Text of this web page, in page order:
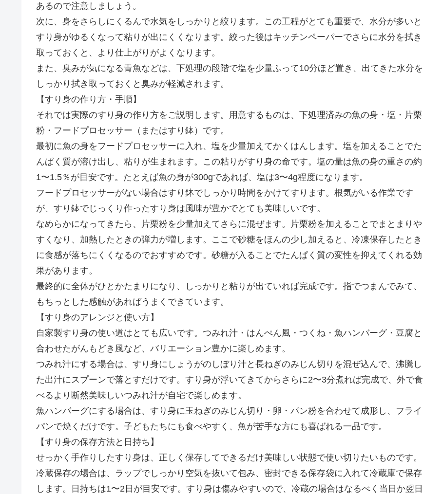
あるので注意しましょう。
次に、身をさらしにくるんで水気をしっかりと絞ります。この工程がとても重要で、水分が多いと
すり身がゆるくなって粘りが出にくくなります。絞った後はキッチンペーパーでさらに水分を拭き
取っておくと、より仕上がりがよくなります。
また、臭みが気になる青魚などは、下処理の段階で塩を少量ふって10分ほど置き、出てきた水分を
しっかり拭き取っておくと臭みが軽減されます。
【すり身の作り方・手順】
それでは実際のすり身の作り方をご説明します。用意するものは、下処理済みの魚の身・塩・片栗
粉・フードプロセッサー（またはすり鉢）です。
最初に魚の身をフードプロセッサーに入れ、塩を少量加えてかくはんします。塩を加えることでた
んぱく質が溶け出し、粘りが生まれます。この粘りがすり身の命です。塩の量は魚の身の重さの約
1〜1.5％が目安です。たとえば魚の身が300gであれば、塩は3〜4g程度になります。
フードプロセッサーがない場合はすり鉢でしっかり時間をかけてすります。根気がいる作業です
が、すり鉢でじっくり作ったすり身は風味が豊かでとても美味しいです。
なめらかになってきたら、片栗粉を少量加えてさらに混ぜます。片栗粉を加えることでまとまりや
すくなり、加熱したときの弾力が増します。ここで砂糖をほんの少し加えると、冷凍保存したとき
に食感が落ちにくくなるのでおすすめです。砂糖が入ることでたんぱく質の変性を抑えてくれる効
果があります。
最終的に全体がひとかたまりになり、しっかりと粘りが出ていれば完成です。指でつまんでみて、
もちっとした感触があればうまくできています。
【すり身のアレンジと使い方】
自家製すり身の使い道はとても広いです。つみれ汁・はんぺん風・つくね・魚ハンバーグ・豆腐と
合わせたがんもどき風など、バリエーション豊かに楽しめます。
つみれ汁にする場合は、すり身にしょうがのしぼり汁と長ねぎのみじん切りを混ぜ込んで、沸騰し
た出汁にスプーンで落とすだけです。すり身が浮いてきてからさらに2〜3分煮れば完成で、外で食
べるより断然美味しいつみれ汁が自宅で楽しめます。
魚ハンバーグにする場合は、すり身に玉ねぎのみじん切り・卵・パン粉を合わせて成形し、フライ
パンで焼くだけです。子どもたちにも食べやすく、魚が苦手な方にも喜ばれる一品です。
【すり身の保存方法と日持ち】
せっかく手作りしたすり身は、正しく保存してできるだけ美味しい状態で使い切りたいものです。
冷蔵保存の場合は、ラップでしっかり空気を抜いて包み、密封できる保存袋に入れて冷蔵庫で保存
します。日持ちは1〜2日が目安です。すり身は傷みやすいので、冷蔵の場合はなるべく当日か翌日